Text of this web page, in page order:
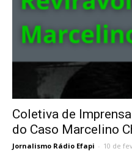
Coletiva de
do Caso Marcelino
Jornalismo Rádio Efapi - 10 de